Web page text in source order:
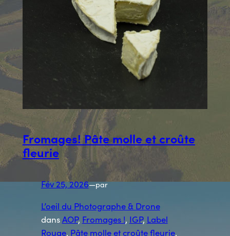
Fromages! Pâte molle et croûte
fleurie
Fév 25, 2026—par
L’oeil du Photographe & Drone
dansAOP, Fromages !, IGP, Label
Rouge, Pâte molle et croûte fleurie